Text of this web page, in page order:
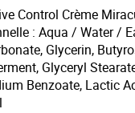
Control Crème
: Aqua / Water /
Glycerin,
Glyceryl
Benzoate, Lactic